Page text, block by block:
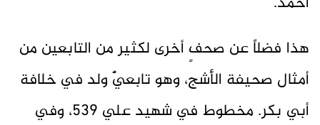
هذا فضلاً عن صحفٍ أخرى لكثير من التابعين من
أمثال صحيفة الأشج، وهو تابعيٌّ ولد في خلافة
أبي بكر. مخطوط في شهيد علي 539، وفي